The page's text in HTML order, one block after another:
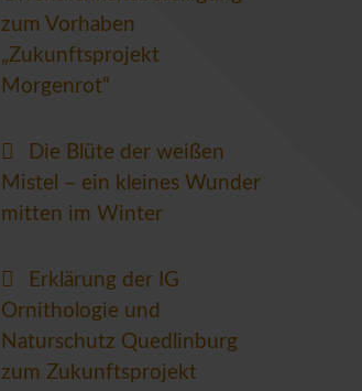
zum Vorhaben
„Zukunftsprojekt
Morgenrot“
Die Blüte der weißen
Mistel – ein kleines Wunder
mitten im Winter
Erklärung der IG
Ornithologie und
Naturschutz Quedlinburg
zum Zukunftsprojekt